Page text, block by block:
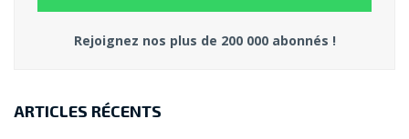
Rejoignez nos plus de 200 000 abonnés !
ARTICLES RÉCENTS